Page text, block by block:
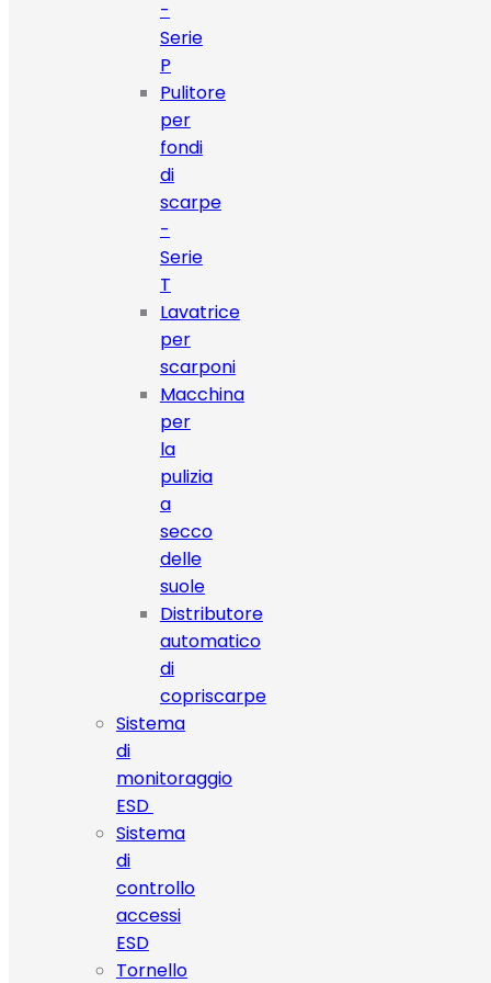
-
Serie
P
Pulitore
per
fondi
di
scarpe
-
Serie
T
Lavatrice
per
scarponi
Macchina
per
la
pulizia
a
secco
delle
suole
Distributore
automatico
di
copriscarpe
Sistema
di
monitoraggio
ESD
Sistema
di
controllo
accessi
ESD
Tornello